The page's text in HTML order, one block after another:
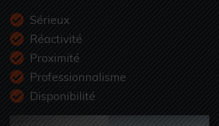
Sérieux
Réactivité
Proximité
Professionnalisme
Disponibilité